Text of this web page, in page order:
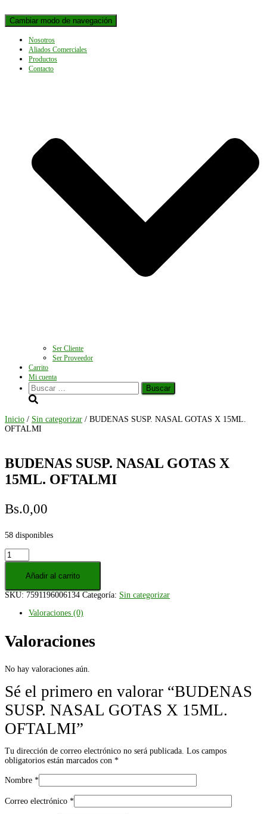
Cambiar modo de navegación
Nosotros
Aliados Comerciales
Productos
Contacto
Ser Cliente
Ser Proveedor
Carrito
Mi cuenta
Buscar:
Inicio / Sin categorizar / BUDENAS SUSP. NASAL GOTAS X 15ML.
OFTALMI
BUDENAS SUSP. NASAL GOTAS X
15ML. OFTALMI
Bs.0,00
58 disponibles
BUDENAS
SUSP.
NASAL
GOTAS
X
15ML.
OFTALMI
cantidad
Añadir al carrito
SKU: 7591196006134 Categoría: Sin categorizar
Valoraciones (0)
Valoraciones
No hay valoraciones aún.
Sé el primero en valorar “BUDENAS
SUSP. NASAL GOTAS X 15ML.
OFTALMI”
Tu dirección de correo electrónico no será publicada. Los campos
obligatorios están marcados con *
Nombre *
Correo electrónico *